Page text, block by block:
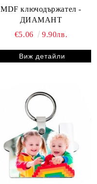
MDF ключодържател -
ДИАМАНТ
€5.06
9.90лв.
Виж детайли